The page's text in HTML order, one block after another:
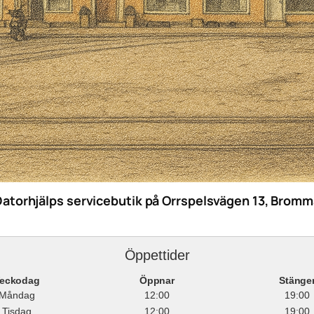
servicebutik på Orrspelsvägen 13,
Öppettider
Öppnar
12:00
19:00
Tisdag
12:00 19:00